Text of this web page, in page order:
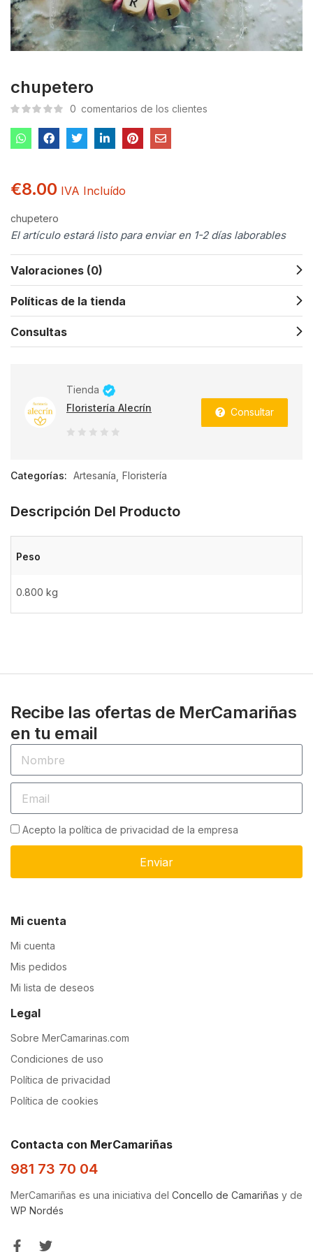
chupetero
0 comentarios de los clientes
€8.00 IVA Incluído
chupetero
El artículo estará listo para enviar en 1-2 días laborables
Valoraciones (0)
Políticas de la tienda
Consultas
Tienda
Floristería Alecrín
Consultar
Categorías: Artesanía Floristería
Descripción Del Producto
Peso
0.800 kg
Recibe las ofertas de MerCamariñas
en tu email
Acepto la política de privacidad de la empresa
Enviar
Mi cuenta
Mi cuenta
Mis pedidos
Mi lista de deseos
Legal
Sobre MerCamarinas.com
Condiciones de uso
Política de privacidad
Política de cookies
Contacta con MerCamariñas
981 73 70 04
MerCamariñas es una iniciativa del Concello de Camariñas y de
WP Nordés